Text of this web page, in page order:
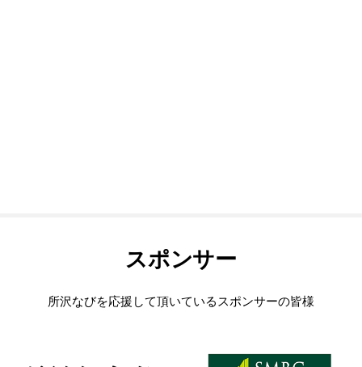
スポンサー
所沢なびを応援して頂いているスポンサーの皆様